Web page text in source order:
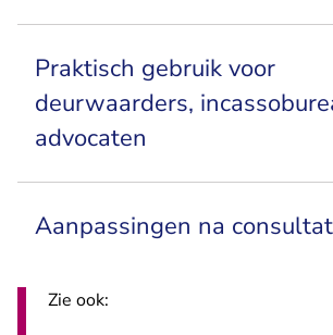
Praktisch gebruik voor
deurwaarders,
advocaten
Aanpassingen na
Zie ook: